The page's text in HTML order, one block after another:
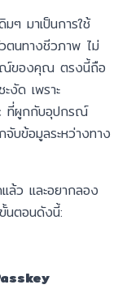
มๆ มาเป็นการใช้
ตนทางชีวภาพ ไม่
ของคุณ ตรงนี้ถือ
งัด เพราะ
ที่ผูกกับอุปกรณ์
บข้อมูลระหว่างทาง
แล้ว และอยากลอง
นตอนดังนี้: